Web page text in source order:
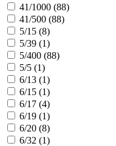
41/1000 (88)
41/500 (88)
5/15 (8)
5/39 (1)
5/400 (88)
5/5 (1)
6/13 (1)
6/15 (1)
6/17 (4)
6/19 (1)
6/20 (8)
6/32 (1)